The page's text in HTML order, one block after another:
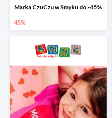
Marka CzuCzu w Smyku do -45%
45%